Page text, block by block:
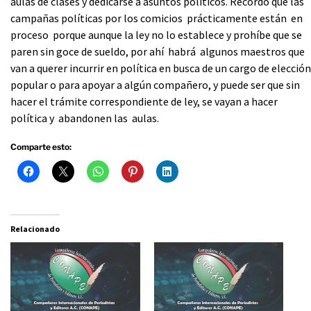
campañas políticas por los comicios prácticamente están en
proceso porque aunque la ley no lo establece y prohíbe que se
paren sin goce de sueldo, por ahí habrá algunos maestros que
van a querer incurrir en política en busca de un cargo de elección
popular o para apoyar a algún compañero, y puede ser que sin
hacer el trámite correspondiente de ley, se vayan a hacer
política y abandonen las aulas.
Comparte esto:
Relacionado